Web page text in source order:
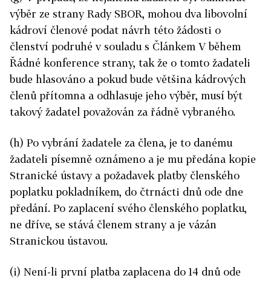
výběr ze strany Rady SBOR, mohou dva libovolní
kádroví členové podat návrh této žádosti o
členství podruhé v souladu s Článkem V během
Řádné konference strany, tak že o tomto žadateli
bude hlasováno a pokud bude většina kádrových
členů přítomna a odhlasuje jeho výběr, musí být
takový žadatel považován za řádně vybraného.
(h) Po vybrání žadatele za člena, je to danému
žadateli písemně oznámeno a je mu předána kopie
Stranické ústavy a požadavek platby členského
poplatku pokladníkem, do čtrnácti dnů ode dne
předání. Po zaplacení svého členského poplatku,
ne dříve, se stává členem strany a je vázán
Stranickou ústavou.
(i) Není-li první platba zaplacena do 14 dnů ode